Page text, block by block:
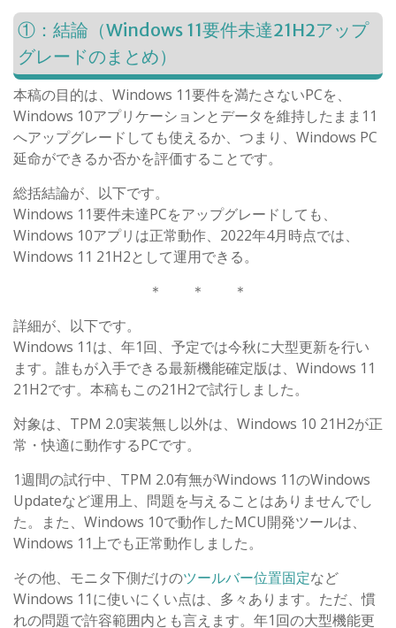
①：結論（Windows 11要件未達21H2アップ
グレードのまとめ）
本稿の目的は、Windows 11要件を満たさないPCを、
Windows 10アプリケーションとデータを維持したまま11
へアップグレードしても使えるか、つまり、Windows PC
延命ができるか否かを評価することです。
総括結論が、以下です。
Windows 11要件未達PCをアップグレードしても、
Windows 10アプリは正常動作、2022年4月時点では、
Windows 11 21H2として運用できる。
＊ ＊ ＊
詳細が、以下です。
Windows 11は、年1回、予定では今秋に大型更新を行い
ます。誰もが入手できる最新機能確定版は、Windows 11
21H2です。本稿もこの21H2で試行しました。
対象は、TPM 2.0実装無し以外は、Windows 10 21H2が正
常・快適に動作するPCです。
1週間の試行中、TPM 2.0有無がWindows 11のWindows
Updateなど運用上、問題を与えることはありませんでし
た。また、Windows 10で動作したMCU開発ツールは、
Windows 11上でも正常動作しました。
その他、モニタ下側だけのツールバー位置固定など
Windows 11に使いにくい点は、多々あります。ただ、慣
れの問題で許容範囲内とも言えます。年1回の大型機能更